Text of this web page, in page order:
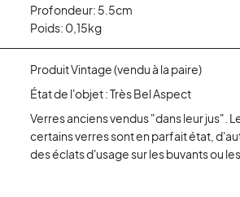
Profondeur: 5.5cm
Poids: 0,15kg
Produit Vintage (vendu à la paire)
État de l'objet : Très Bel Aspect
Verres anciens vendus "dans leur jus".
certains verres sont en parfait état,
des éclats d'usage sur les buvants ou